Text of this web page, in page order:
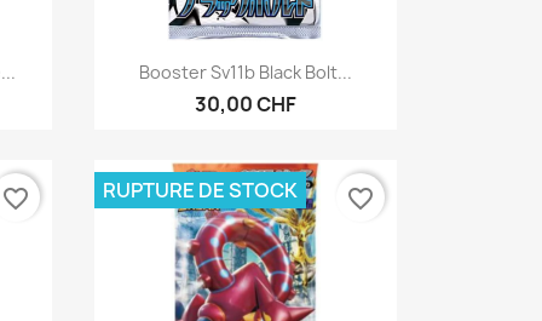
Aperçu rapide
Booster Sv11b Black Bolt...
30,00 CHF
favorite_border RUPTURE DE STOCK favorite_border